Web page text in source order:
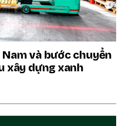
và bước chuyển
xây dựng xanh